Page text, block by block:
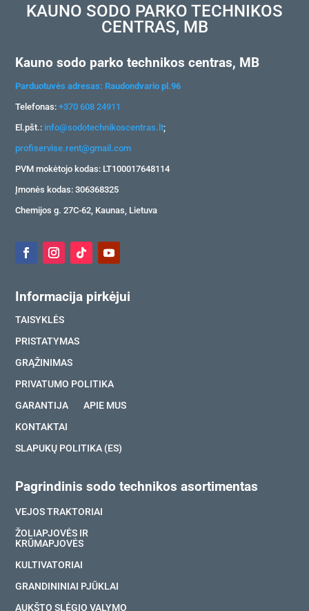
KAUNO SODO PARKO TECHNIKOS
CENTRAS, MB
Kauno sodo parko technikos centras, MB
Parduotuvės adresas: Raudondvario pl.96
Telefonas:+370 608 24911
El.pšt.: info@sodotechnikoscentras.lt;
profiservise.rent@gmail.com
PVM mokėtojo kodas: LT100017648114
Įmonės kodas: 306368325
Chemijos g. 27C-62, Kaunas, Lietuva
Informacija pirkėjui
TAISYKLĖS
PRISTATYMAS
GRĄŽINIMAS
PRIVATUMO POLITIKA
GARANTIJA
APIE MUS
KONTAKTAI
SLAPUKŲ POLITIKA (ES)
Pagrindinis sodo technikos asortimentas
VEJOS TRAKTORIAI
ŽOLIAPJOVĖS IR
KRŪMAPJOVĖS
KULTIVATORIAI
GRANDININIAI PJŪKLAI
AUKŠTO SLĖGIO VALYMO